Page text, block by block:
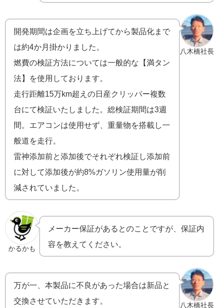
八木橋社長
開発期間は企画を立ち上げてから製品化まで
は約4か月掛かりました。
燃費の検証方法については一般的な【満タン
法】を使用しております。
走行距離15万km超えの日産クリッパー複数
台にて検証いたしました。総検証期間は3週
間。エアコンは使用せず、重量物を搭載し一
般道を走行。
雷神添加前と添加後でそれぞれ検証し添加前
に対して添加後が約8%ガソリン使用量が削
減されていました。
かるかも
メーカー保証があるとのことですが、保証内
容を教えてください。
八木橋社長
万が一、本製品に不良があった場合は新品と
交換させていただきます。